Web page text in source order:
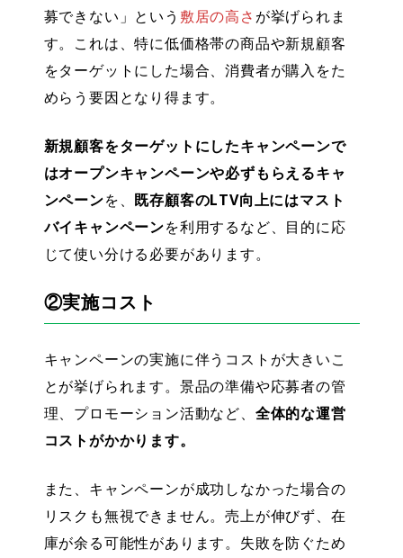
募できない」という 敷居の高さ が挙げられま
す。これは、特に低価格帯の商品や新規顧客
をターゲットにした場合、消費者が購入をた
めらう要因となり得ます。
新規顧客をターゲットにしたキャンペーンで
はオープンキャンペーンや必ずもらえるキャ
ンペーンを、 既存顧客のLTV向上にはマスト
バイキャンペーンを利用するなど、目的に応
じて使い分ける必要があります。
②実施コスト
キャンペーンの実施に伴うコストが大きいこ
とが挙げられます。景品の準備や応募者の管
理、プロモーション活動など、 全体的な運営
コストがかかります。
また、キャンペーンが成功しなかった場合の
リスクも無視できません。売上が伸びず、在
庫が余る可能性があります。失敗を防ぐため